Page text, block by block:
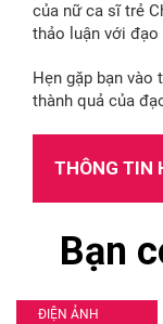
của nữ ca sĩ trẻ
thảo luận với đạo
Hẹn gặp bạn vào
thành quả của
THÔNG TIN
Bạn
ĐIỆN ẢNH